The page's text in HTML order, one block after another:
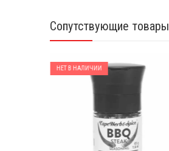
Сопутствующие товары
НЕТ В НАЛИЧИИ